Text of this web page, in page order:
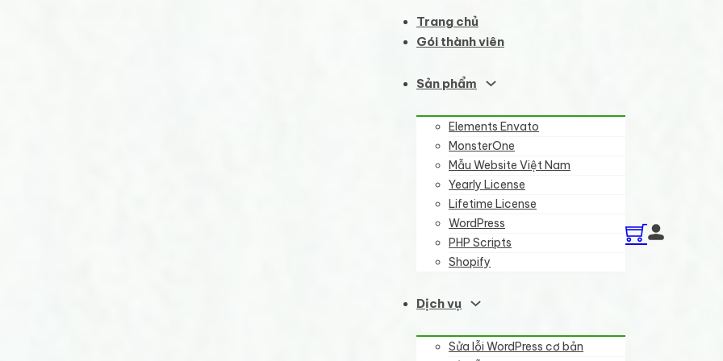
Trang chủ
Gói thành viên
Sản phẩm
Elements Envato
MonsterOne
Mẫu Website Việt Nam
Yearly License
Lifetime License
WordPress
PHP Scripts
Shopify
Dịch vụ
Sửa lỗi WordPress cơ bản